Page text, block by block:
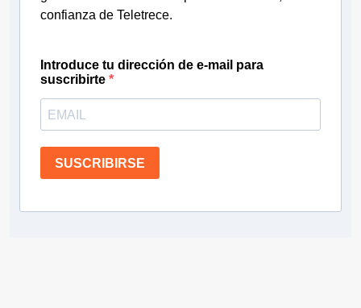
confianza de Teletrece.
Introduce tu dirección de e-mail para
suscribirte
SUSCRIBIRSE